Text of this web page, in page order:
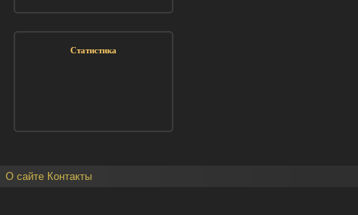
Статистика
О сайте Контакты